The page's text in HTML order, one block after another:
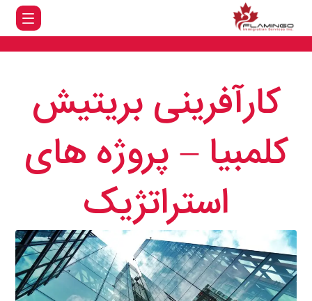
کارآفرینی بریتیش
کلمبیا – پروژه های
استراتژیک